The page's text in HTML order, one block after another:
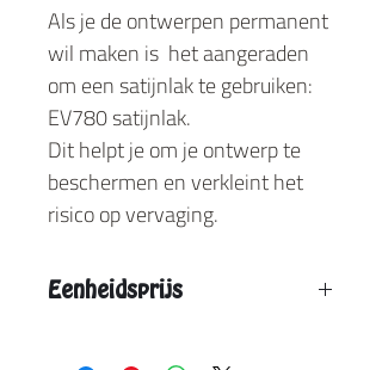
Als je de ontwerpen permanent
wil maken is het aangeraden
om een satijnlak te gebruiken:
EV780 satijnlak.
Dit helpt je om je ontwerp te
beschermen en verkleint het
risico op vervaging.
Eenheidsprijs